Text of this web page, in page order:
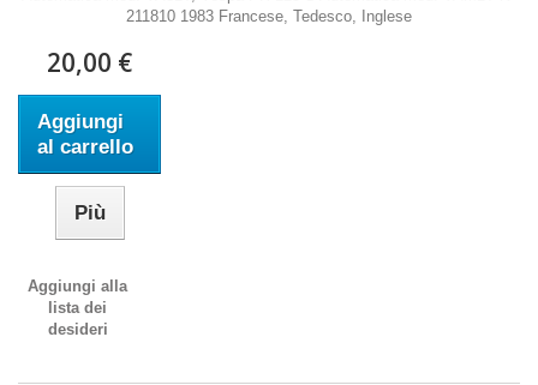
211810 1983 Francese, Tedesco, Inglese
20,00 €
Aggiungi
al carrello
Più
Aggiungi alla
lista dei
desideri